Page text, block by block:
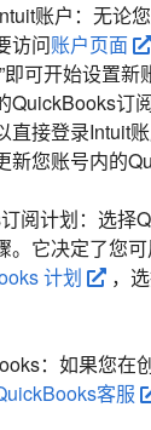
账户：无论
访问账户页面
即可开始设置
QuickBooks订
直接登录Intuit
新您账号内的
阅计划：选择
。它决定了您
计划
，
：如果您在
客服